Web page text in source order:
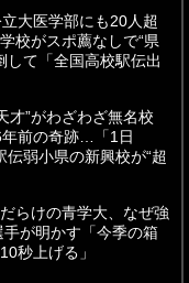
大医学部にも20人超
校がスポ薦なしで“県
して「全国高校駅伝出
才”がわざわざ無名校
前の奇跡…「1日
弱小県の新興校が“超
らけの青学大、なぜ強
が明かす「今季の箱
秒上げる」